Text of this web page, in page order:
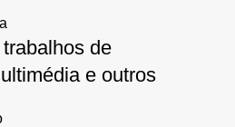
de
e outros